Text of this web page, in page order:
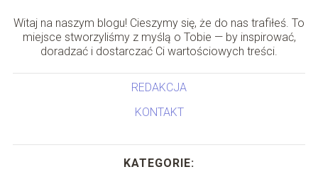
Witaj na naszym blogu! Cieszymy się, że do nas trafiłeś. To
miejsce stworzyliśmy z myślą o Tobie — by inspirować,
doradzać i dostarczać Ci wartościowych treści.
REDAKCJA
KONTAKT
KATEGORIE: